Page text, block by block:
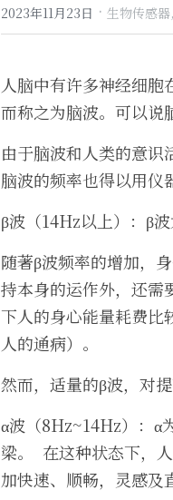
2023年11月23日 · 生物传感器,
人脑中有许多神经细
而称之为脑波。可以说
由于脑波和人类的意识
脑波的频率也得以用仪
β波（14Hz以上）：β
随著β波频率的增加，
持本身的运作外，还需
下人的身心能量耗费比
人的通病）。
然而，适量的β波，对
α波（8Hz~14Hz）：α
梁。  在这种状态下，
加快速、顺畅，灵感及